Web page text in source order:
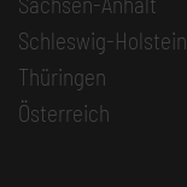
Schleswig-Holstein
Thüringen
Österreich